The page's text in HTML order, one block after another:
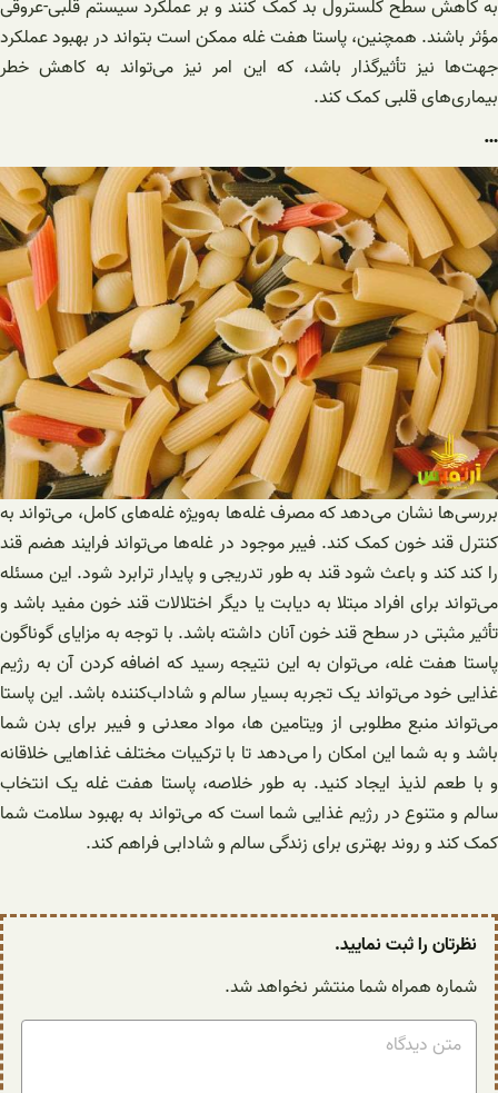
به کاهش سطح کلسترول بد کمک کنند و بر عملکرد سیستم قلبی-عروقی
مؤثر باشند. همچنین، پاستا هفت غله ممکن است بتواند در بهبود عملکرد
جهت‌ها نیز تأثیرگذار باشد، که این امر نیز می‌تواند به کاهش خطر
بیماری‌های قلبی کمک کند.
…
بررسی‌ها نشان می‌دهد که مصرف غله‌ها به‌ویژه غله‌های کامل، می‌تواند به
کنترل قند خون کمک کند. فیبر موجود در غله‌ها می‌تواند فرایند هضم قند
را کند کند و باعث شود قند به طور تدریجی و پایدار ترابرد شود. این مسئله
می‌تواند برای افراد مبتلا به دیابت یا دیگر اختلالات قند خون مفید باشد و
تأثیر مثبتی در سطح قند خون آنان داشته باشد. با توجه به مزایای گوناگون
پاستا هفت غله، می‌توان به این نتیجه رسید که اضافه کردن آن به رژیم
غذایی خود می‌تواند یک تجربه بسیار سالم و شاداب‌کننده باشد. این پاستا
می‌تواند منبع مطلوبی از ویتامین ها، مواد معدنی و فیبر برای بدن شما
باشد و به شما این امکان را می‌دهد تا با ترکیبات مختلف غذاهایی خلاقانه
و با طعم لذیذ ایجاد کنید. به طور خلاصه، پاستا هفت غله یک انتخاب
سالم و متنوع در رژیم غذایی شما است که می‌تواند به بهبود سلامت شما
کمک کند و روند بهتری برای زندگی سالم و شادابی فراهم کند.
نظرتان را ثبت نمایید.
شماره همراه شما منتشر نخواهد شد.